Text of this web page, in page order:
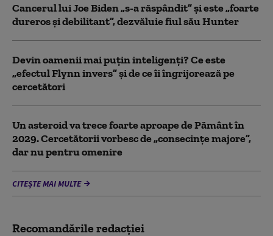
Cancerul lui Joe Biden „s-a răspândit” şi este „foarte
dureros și debilitant”, dezvăluie fiul său Hunter
Devin oamenii mai puțin inteligenți? Ce este
„efectul Flynn invers” și de ce îi îngrijorează pe
cercetători
Un asteroid va trece foarte aproape de Pământ în
2029. Cercetătorii vorbesc de „consecințe majore”,
dar nu pentru omenire
CITEȘTE MAI MULTE
Recomandările redacţiei